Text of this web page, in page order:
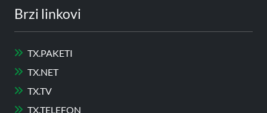
Brzi linkovi
TX.PAKETI
TX.NET
TX.TV
TX.TELEFON